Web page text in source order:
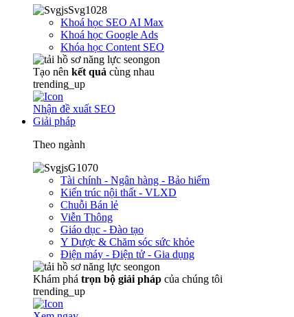
Khoá học SEO AI Max
Khoá học Google Ads
Khóa học Content SEO
Tạo nên kết quả cùng nhau
trending_up
Nhận đề xuất SEO
Giải pháp
Theo ngành
Tài chính - Ngân hàng - Bảo hiểm
Kiến trúc nội thất - VLXD
Chuỗi Bán lẻ
Viễn Thông
Giáo dục - Đào tạo
Y Dược & Chăm sóc sức khỏe
Điện máy - Điện tử - Gia dụng
Khám phá trọn bộ giải pháp của chúng tôi
trending_up